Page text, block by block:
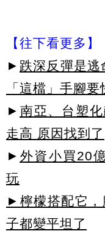
【往下看更多】
► 跌深反彈是
「這檔」手腳要
► 南亞、台塑
走高 原因找到了
► 外資小買20
玩
►檸檬搭配它，
子都變平坦了